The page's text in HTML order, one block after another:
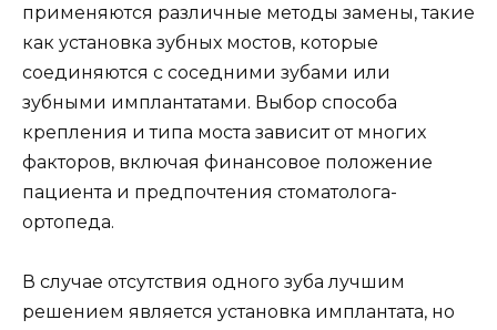
применяются различные методы замены, такие
как установка зубных мостов, которые
соединяются с соседними зубами или
зубными имплантатами. Выбор способа
крепления и типа моста зависит от многих
факторов, включая финансовое положение
пациента и предпочтения стоматолога-
ортопеда.
В случае отсутствия одного зуба лучшим
решением является установка имплантата, но